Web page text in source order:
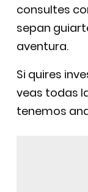
consultes
sepan
aventura.
Si quires
veas todas
tenemos